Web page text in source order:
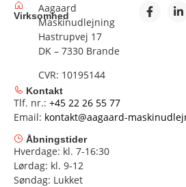
Virksomhed
Aagaard
Maskinudlejning
Hastrupvej 17
DK – 7330 Brande
CVR: 10195144
Kontakt
Tlf. nr.: +45 22 26 55 77
Email: kontakt@aagaard-
Åbningstider
Hverdage: kl. 7-16:30
Lørdag: kl. 9-12
Søndag: Lukket